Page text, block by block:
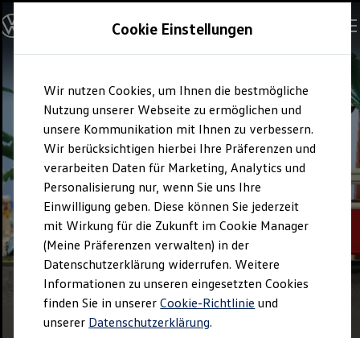
Cookie Einstellungen
Wir nutzen Cookies, um Ihnen die bestmögliche
Nutzung unserer Webseite zu ermöglichen und
unsere Kommunikation mit Ihnen zu verbessern.
Wir berücksichtigen hierbei Ihre Präferenzen und
verarbeiten Daten für Marketing, Analytics und
Personalisierung nur, wenn Sie uns Ihre
Einwilligung geben. Diese können Sie jederzeit
mit Wirkung für die Zukunft im Cookie Manager
(Meine Präferenzen verwalten) in der
Datenschutzerklärung widerrufen. Weitere
Informationen zu unseren eingesetzten Cookies
finden Sie in unsererCookie-Richtlinie und
unserer Datenschutzerklärung.
main
content
to
footer
Volkswagen Zubehör GmbH
Standorte
Studentischer Mitarbeitender (m/w/d) im